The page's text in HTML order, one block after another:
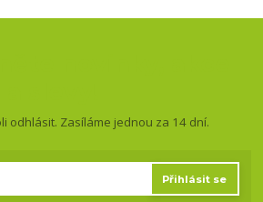
odhlásit. Zasíláme jednou za 14 dní.
Přihlásit se